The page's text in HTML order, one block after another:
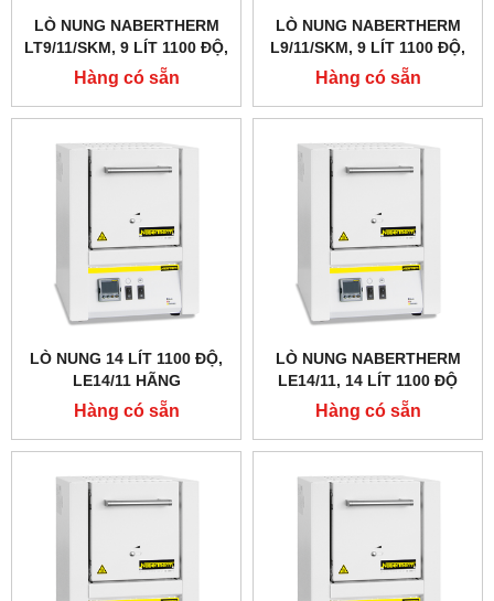
LÒ NUNG NABERTHERM
LT9/11/SKM, 9 LÍT 1100 ĐỘ,
GIA NHIỆT 4 MẶT, CỬA
TRƯỢT LÊN
Hàng có sẵn
LÒ NUNG NABERTHERM
L9/11/SKM, 9 LÍT 1100 ĐỘ,
GIA NHIỆT 4 MẶT
Hàng có sẵn
LÒ NUNG 14 LÍT 1100 ĐỘ,
LE14/11 HÃNG
NABERTHERM - ĐỨC
Hàng có sẵn
LÒ NUNG NABERTHERM
LE14/11, 14 LÍT 1100 ĐỘ
Hàng có sẵn